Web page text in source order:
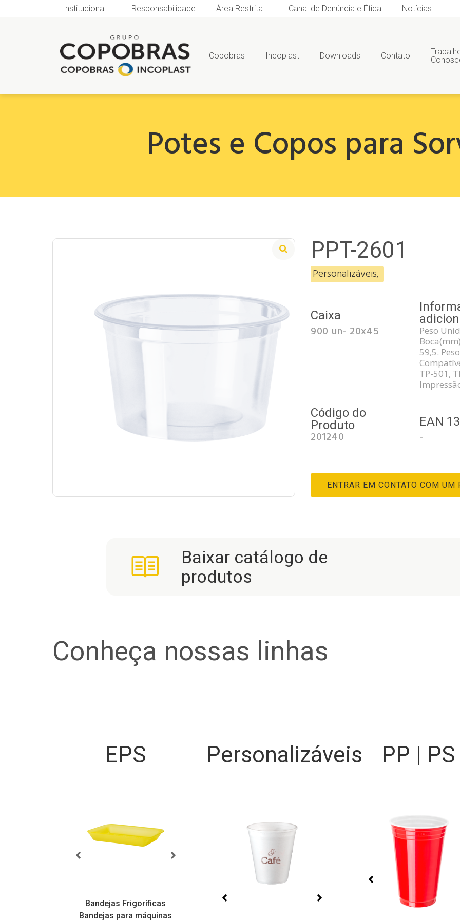
Institucional Responsabilidade Área Restrita Canal de Denúncia e Ética Notícias
Copobras Incoplast Downloads Contato
Potes e Copos para
PPT-2601
Personalizáveis,
Caixa
900 un- 20x45
Peso
59,5.
TP-501,
Código do
Produto
201240
EAN 13
-
ENTRAR EM CONTATO COM UM
Baixar catálogo de
produtos
Conheça nossas linhas
EPS
Bandejas Frigoríficas
Bandejas para máquinas
Biodegradáveis
Personalizáveis PP | PS